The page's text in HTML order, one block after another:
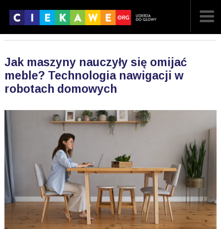
Jak maszyny nauczyły się omijać
meble? Technologia nawigacji w
robotach domowych
POPULARNE
LOSOWE
A ARTYKUŁY
FILMY
GALERIA
KONTAKT